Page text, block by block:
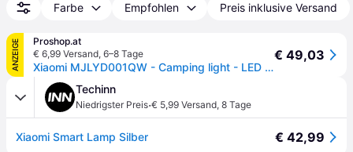
Farbe Empfohlen Preis inklusive Versand
ANZEIGE
Proshop.at
€ 6,99 Versand, 6–8 Tage
Xiaomi MJLYD001QW - Camping light - LED - RGB/warm to cool white light
€ 49,03
Techinn
Niedrigster Preis·€ 5,99 Versand, 8 Tage
Xiaomi Smart Lamp Silber € 42,99